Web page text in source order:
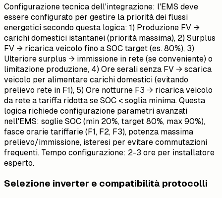
Configurazione tecnica dell'integrazione: l'EMS deve
essere configurato per gestire la priorità dei flussi
energetici secondo questa logica: 1) Produzione FV →
carichi domestici istantanei (priorità massima), 2) Surplus
FV → ricarica veicolo fino a SOC target (es. 80%), 3)
Ulteriore surplus → immissione in rete (se conveniente) o
limitazione produzione, 4) Ore serali senza FV → scarica
veicolo per alimentare carichi domestici (evitando
prelievo rete in F1), 5) Ore notturne F3 → ricarica veicolo
da rete a tariffa ridotta se SOC < soglia minima. Questa
logica richiede configurazione parametri avanzati
nell'EMS: soglie SOC (min 20%, target 80%, max 90%),
fasce orarie tariffarie (F1, F2, F3), potenza massima
prelievo/immissione, isteresi per evitare commutazioni
frequenti. Tempo configurazione: 2-3 ore per installatore
esperto.
Selezione inverter e compatibilità protocolli